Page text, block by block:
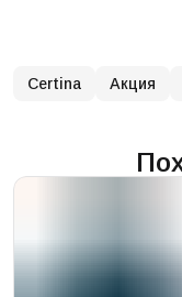
Certina Акция